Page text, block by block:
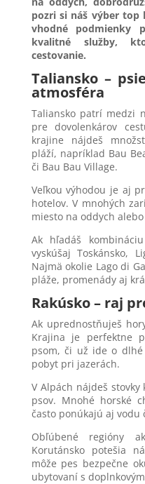
pozri si náš výber top
vhodné podmienky
kvalitné služby,
cestovanie.
Taliansko –
atmosféra
Taliansko patrí medzi
pre dovolenkárov
krajine nájdeš
pláží, napríklad Bau
či Bau Bau Village.
Veľkou výhodou je aj
hotelov. V mnohých
miesto na oddych
Ak hľadáš
vyskúšaj Toskánsko,
Najmä okolie Lago di
pláže, promenády aj
Rakúsko – raj
Ak uprednostňuješ
Krajina je perfektne
psom, či už ide o
pobyt pri jazerách.
V Alpách nájdeš
psov. Mnohé horské
často ponúkajú aj vodu
Obľúbené regióny
Korutánsko potešia
môže pes bezpečne
ubytovaní s